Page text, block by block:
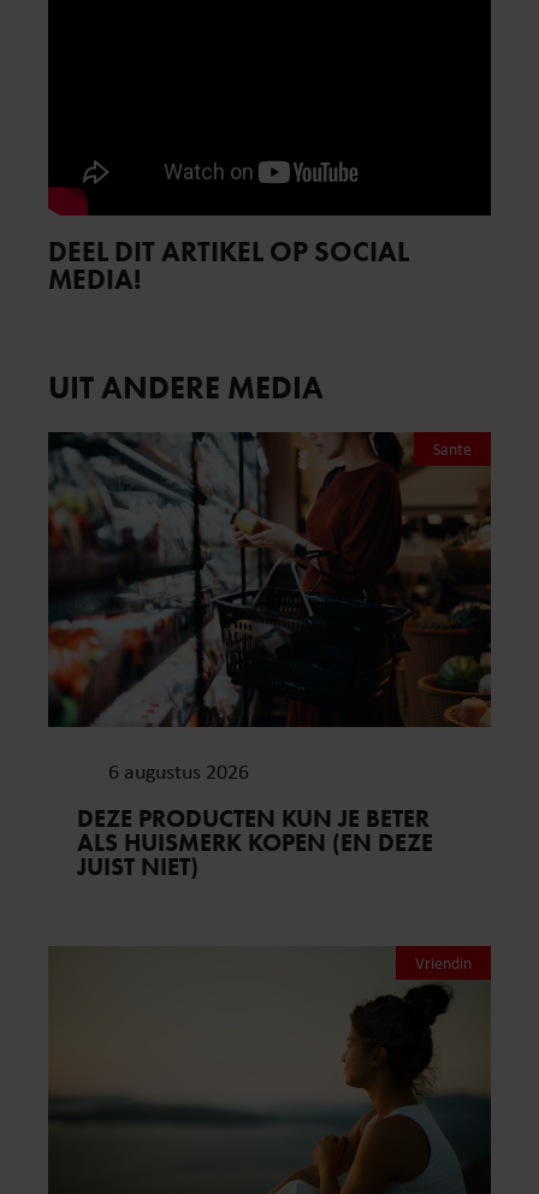
DEEL DIT ARTIKEL OP SOCIAL
MEDIA!
UIT ANDERE MEDIA
Sante
6 augustus 2026
DEZE PRODUCTEN KUN JE BETER
ALS HUISMERK KOPEN (EN DEZE
JUIST NIET)
Vriendin